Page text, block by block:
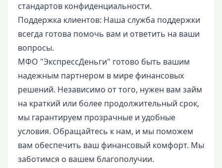
стандартов конфиденциальности.
Поддержка клиентов: Наша служба поддержки
всегда готова помочь вам и ответить на ваши
вопросы.
МФО "ЭкспрессДеньги" готово быть вашим
надежным партнером в мире финансовых
решений. Независимо от того, нужен вам займ
на краткий или более продолжительный срок,
мы гарантируем прозрачные и удобные
условия. Обращайтесь к нам, и мы поможем
вам обеспечить ваш финансовый комфорт. Мы
заботимся о вашем благополучии.